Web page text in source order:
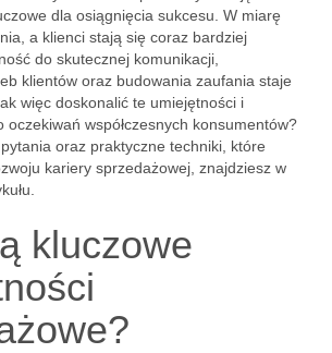
dla osiągnięcia sukcesu. W miarę
a klienci stają się coraz bardziej
do skutecznej komunikacji,
klientów oraz budowania zaufania staje
więc doskonalić te umiejętności i
oczekiwań współczesnych konsumentów?
oraz praktyczne techniki, które
kariery sprzedażowej, znajdziesz w
kluczowe